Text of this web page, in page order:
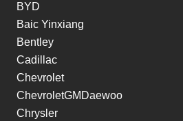
BYD
Baic Yinxiang
Bentley
Cadillac
Chevrolet
ChevroletGMDaewoo
Chrysler